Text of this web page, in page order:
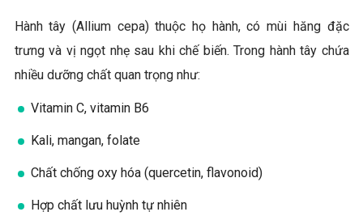
Hành tây (Allium cepa) thuộc họ hành, có mùi hăng đặc
trưng và vị ngọt nhẹ sau khi chế biến. Trong hành tây chứa
nhiều dưỡng chất quan trọng như:
Vitamin C, vitamin B6
Kali, mangan, folate
Chất chống oxy hóa (quercetin, flavonoid)
Hợp chất lưu huỳnh tự nhiên